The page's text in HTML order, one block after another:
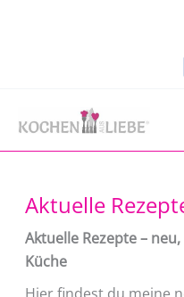
Aktuelle
Aktuelle Rezepte –
Küche